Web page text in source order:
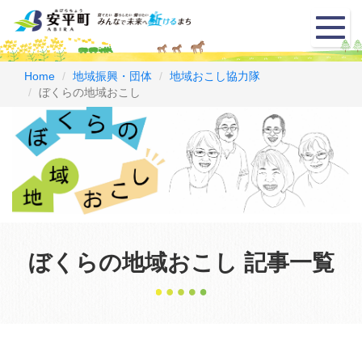
メ
ニ
ュ
Home 地域振興・団体
地域おこし協力隊
ぼくらの地域おこし
ぼくらの地域おこし 記事一覧